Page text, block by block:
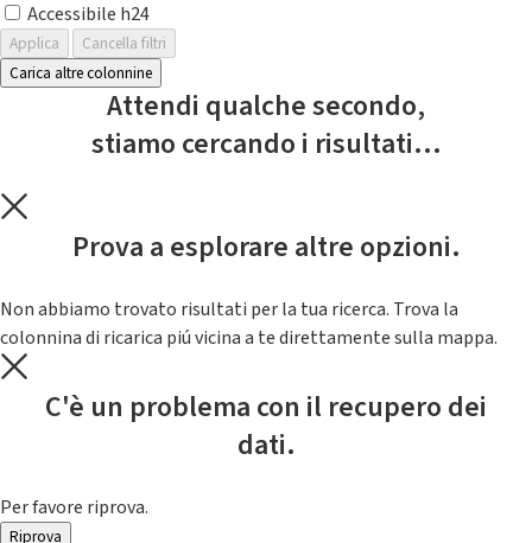
Accessibile h24
Applica
Cancella filtri
Carica altre colonnine
Attendi qualche secondo,
stiamo cercando i risultati...
Prova a esplorare altre opzioni.
Non abbiamo trovato risultati per la tua ricerca. Trova la
colonnina di ricarica piú vicina a te direttamente sulla mappa.
C'è un problema con il recupero dei
dati.
Per favore riprova.
Riprova